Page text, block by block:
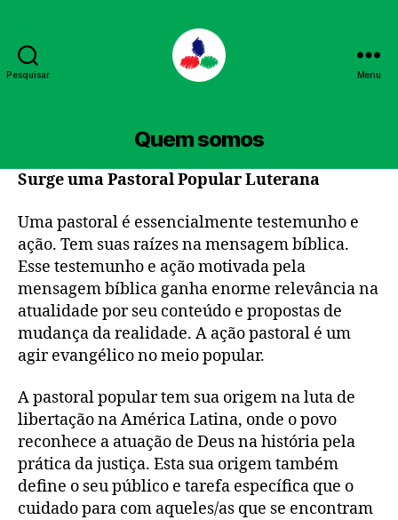
Pesquisar Menu
Quem somos
Surge uma Pastoral Popular Luterana
Uma pastoral é essencialmente testemunho e
ação. Tem suas raízes na mensagem bíblica.
Esse testemunho e ação motivada pela
mensagem bíblica ganha enorme relevância na
atualidade por seu conteúdo e propostas de
mudança da realidade. A ação pastoral é um
agir evangélico no meio popular.
A pastoral popular tem sua origem na luta de
libertação na América Latina, onde o povo
reconhece a atuação de Deus na história pela
prática da justiça. Esta sua origem também
define o seu público e tarefa específica que o
cuidado para com aqueles/as que se encontram